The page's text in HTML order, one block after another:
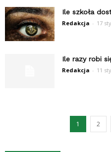
Ile szkoła
Redakcja - 17
Ile razy robi
Redakcja - 11
1 2